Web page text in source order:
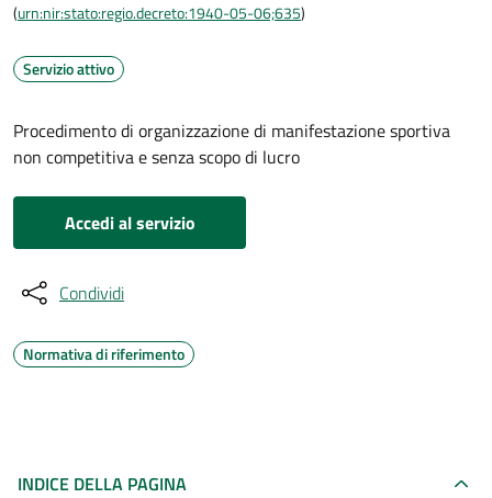
(urn:nir:stato:regio.decreto:1940-05-06;635)
Servizio attivo
Procedimento di organizzazione di manifestazione sportiva
non competitiva e senza scopo di lucro
Accedi al servizio
Condividi
Normativa di riferimento
INDICE DELLA PAGINA